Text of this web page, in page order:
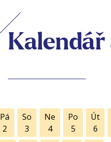
Kalendář
Pá
2
So
3
Ne
4
Po
5
Út
6